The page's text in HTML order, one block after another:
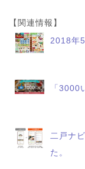
【関連情報】
2018年
「3000
二戸ナ
た。